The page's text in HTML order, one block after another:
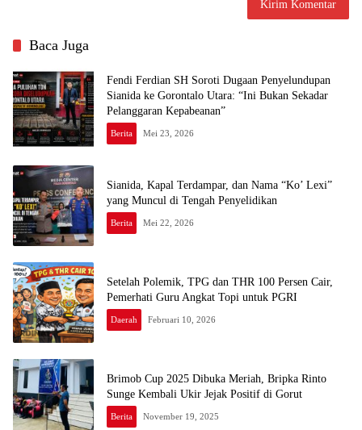
Baca Juga
Fendi Ferdian SH Soroti Dugaan Penyelundupan
Sianida ke Gorontalo Utara: “Ini Bukan Sekadar
Pelanggaran Kepabeanan”
Berita Mei 23, 2026
Sianida, Kapal Terdampar, dan Nama “Ko’ Lexi”
yang Muncul di Tengah Penyelidikan
Berita Mei 22, 2026
Setelah Polemik, TPG dan THR 100 Persen Cair,
Pemerhati Guru Angkat Topi untuk PGRI
Daerah Februari 10, 2026
Brimob Cup 2025 Dibuka Meriah, Bripka Rinto
Sunge Kembali Ukir Jejak Positif di Gorut
Berita November 19, 2025